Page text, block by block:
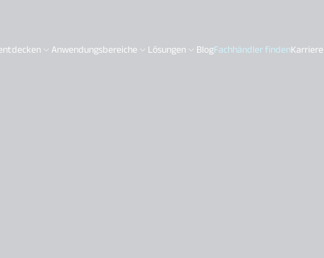
Anwendungsbereiche Lösungen BlogFachhändler findenKarriere